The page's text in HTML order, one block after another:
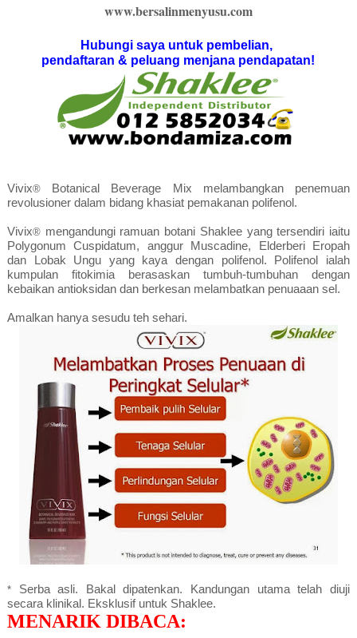
www.bersalinmenyusu.com
Hubungi saya untuk pembelian,
pendaftaran & peluang menjana pendapatan!
Vivix®Botanical Beverage Mix melambangkan penemuan
revolusioner dalam bidang khasiat pemakanan polifenol.
Vivix®mengandungi ramuan botani Shaklee yang tersendiri iaitu
Polygonum Cuspidatum, anggur Muscadine, Elderberi Eropah
dan Lobak Ungu yang kaya dengan polifenol. Polifenol ialah
kumpulan fitokimia berasaskan tumbuh-tumbuhan dengan
kebaikan antioksidan dan berkesan melambatkan penuaaan sel.
Amalkan hanya sesudu teh sehari.
*Serba asli. Bakal dipatenkan. Kandungan utama telah diuji
secara klinikal. Eksklusif untuk Shaklee.
MENARIK DIBACA: